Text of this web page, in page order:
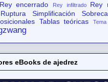
Rey encerrado Rey infiltrado
Rey
Ruptura Simplificación
Tablas teóricas
eBooks de ajedrez